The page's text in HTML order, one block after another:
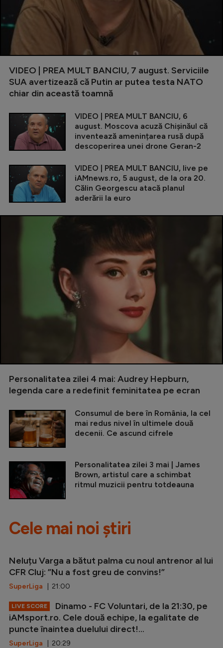
VIDEO | PREA MULT BANCIU, 7 august. Serviciile
SUA avertizează că Putin ar putea testa NATO
chiar din această toamnă
VIDEO | PREA MULT BANCIU, 6
august. Moscova acuză Chișinăul că
inventează amenințarea rusă după
descoperirea unei drone Geran-2
VIDEO | PREA MULT BANCIU, live pe
iAMnews.ro, 5 august, de la ora 20.
Călin Georgescu atacă planul
aderării la euro
Personalitatea zilei 4 mai: Audrey Hepburn,
legenda care a redefinit feminitatea pe ecran
Consumul de bere în România, la cel
mai redus nivel în ultimele două
decenii. Ce ascund cifrele
Personalitatea zilei 3 mai | James
Brown, artistul care a schimbat
ritmul muzicii pentru totdeauna
Cele mai noi știri
Neluțu Varga a bătut palma cu noul antrenor al lui
CFR Cluj: ”Nu a fost greu de convins!”
SuperLiga | 21:00
LIVE SCORE
Dinamo - FC Voluntari, de la 21:30, pe
iAMsport.ro. Cele două echipe, la egalitate de
puncte înaintea duelului direct!...
SuperLiga | 20:29